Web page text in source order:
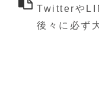
Twitterや
後々に必ず